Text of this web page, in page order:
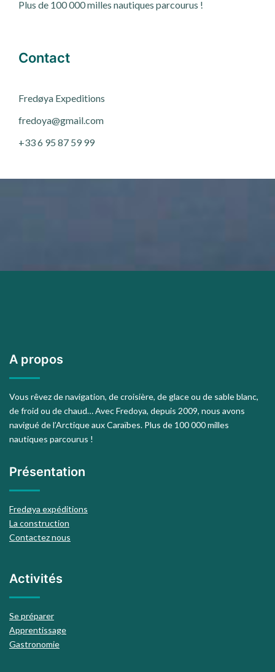
Plus de 100 000 milles nautiques parcourus !
Contact
Fredøya Expeditions
fredoya@gmail.com
+33 6 95 87 59 99
A propos
Vous rêvez de navigation, de croisière, de glace ou de sable blanc,
de froid ou de chaud… Avec Fredoya, depuis 2009, nous avons
navigué de l’Arctique aux Caraïbes. Plus de 100 000 milles
nautiques parcourus !
Présentation
Fredøya expéditions
La construction
Contactez nous
Activités
Se préparer
Apprentissage
Gastronomie